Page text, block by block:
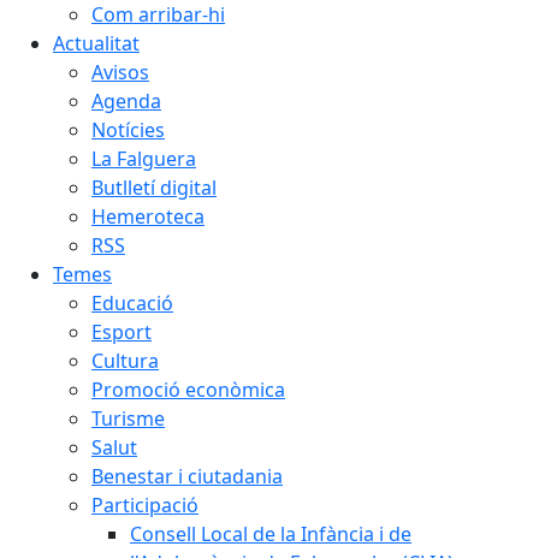
Com arribar-hi
Actualitat
Avisos
Agenda
Notícies
La Falguera
Butlletí digital
Hemeroteca
RSS
Temes
Educació
Esport
Cultura
Promoció econòmica
Turisme
Salut
Benestar i ciutadania
Participació
Consell Local de la Infància i de